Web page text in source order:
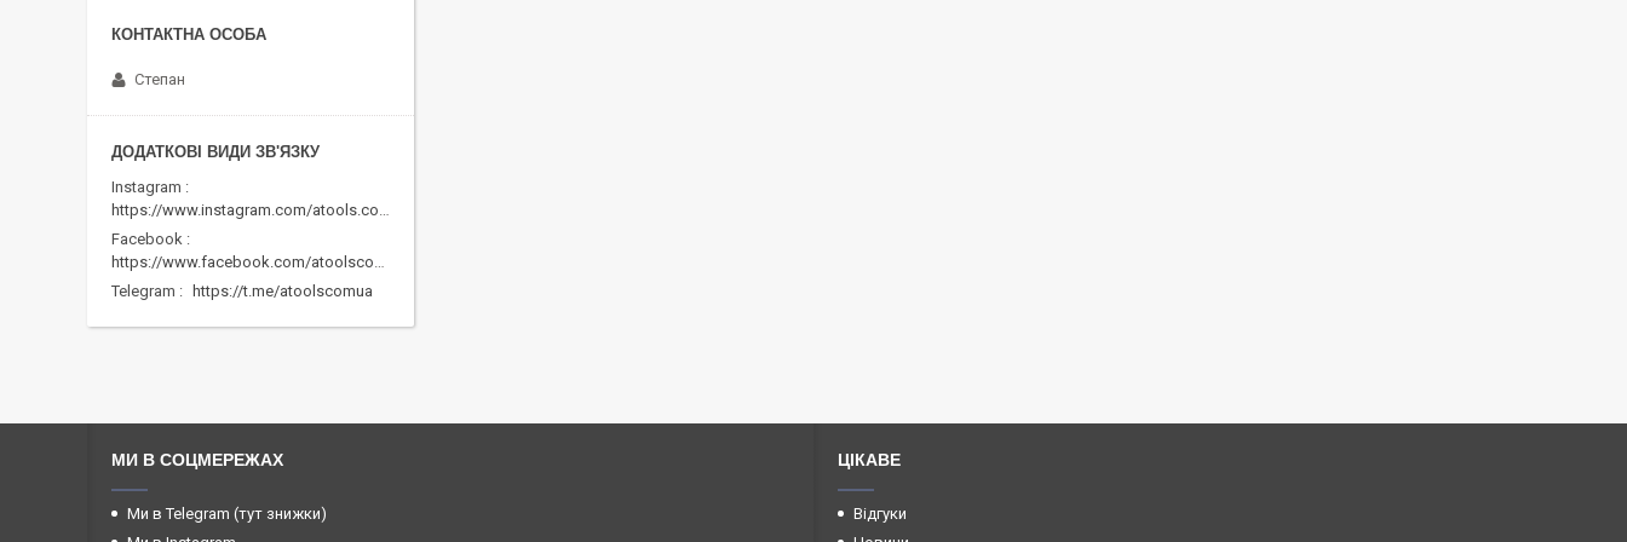
Степан
Instagram
https://www.instagram.com/atools.com.ua/
Facebook
https://www.facebook.com/atoolscomua/
Telegram
https://t.me/atoolscomua
МИ В СОЦМЕРЕЖАХ
Ми в Telegram (тут знижки)
ЦІКАВЕ
Відгуки